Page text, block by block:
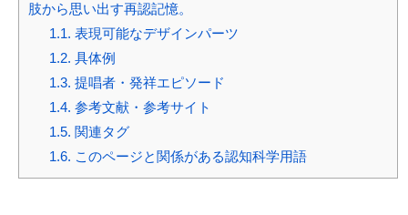
肢から思い出す再認記憶。
1.1. 表現可能なデザインパーツ
1.2. 具体例
1.3. 提唱者・発祥エピソード
1.4. 参考文献・参考サイト
1.5. 関連タグ
1.6. このページと関係がある認知科学用語